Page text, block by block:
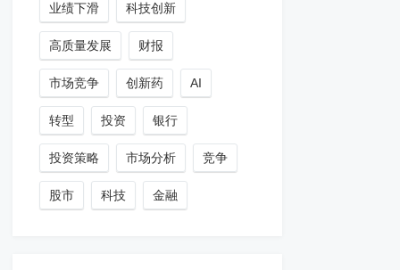
业绩下滑 科技创新
高质量发展 财报
市场竞争 创新药 AI
转型 投资 银行
投资策略 市场分析 竞争
股市 科技 金融